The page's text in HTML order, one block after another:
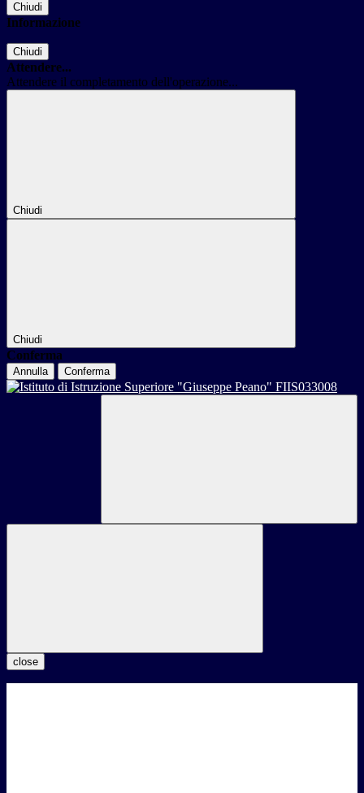
Chiudi
Informazione
Chiudi
Attendere...
Attendere il completamento dell'operazione...
Chiudi
Chiudi
Conferma
Annulla Conferma
close